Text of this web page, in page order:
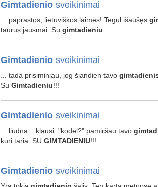
Gimtadieniosveikinimai
... paprastos, lietuviškos laimės! Tegul išaušęs
taurūs jausmai. Su gimtadieniu
Gimtadieniosveikinimai
... tada prisiminiau, jog šiandien tavo
Su Gimtadieniu!!!
Gimtadieniosveikinimai
... liūdna... klausi: "kodėl?" pamiršau tavo
kuri taria: SU GIMTADIENIU!!!
Gimtadieniosveikinimai